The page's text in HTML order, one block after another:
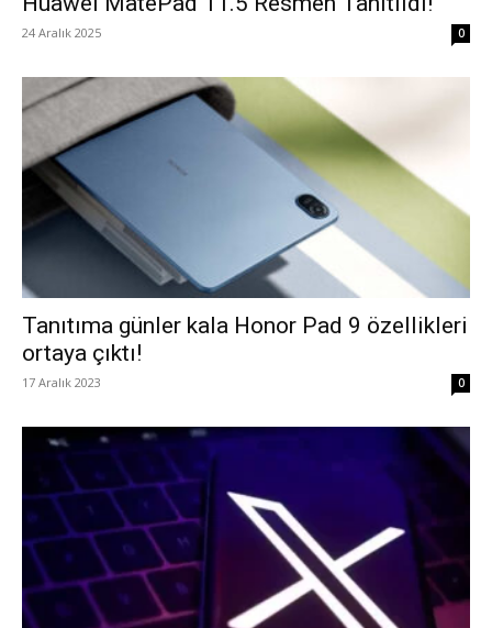
24 Aralık 2025 0
Tanıtıma günler kala Honor Pad 9 özellikleri
ortaya çıktı!
17 Aralık 2023 0